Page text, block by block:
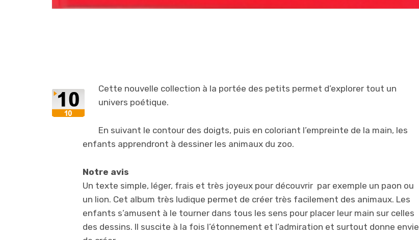
Cette nouvelle collection à la portée des petits permet d’explorer tout un
univers poétique.
En suivant le contour des doigts, puis en coloriant l’empreinte de la main, les
enfants apprendront à dessiner les animaux du zoo.
Notre avis
Un texte simple, léger, frais et très joyeux pour découvrir par exemple un paon ou
un lion. Cet album très ludique permet de créer très facilement des animaux. Les
enfants s’amusent à le tourner dans tous les sens pour placer leur main sur celles
des dessins. Il suscite à la fois l’étonnement et l’admiration et surtout donne envie